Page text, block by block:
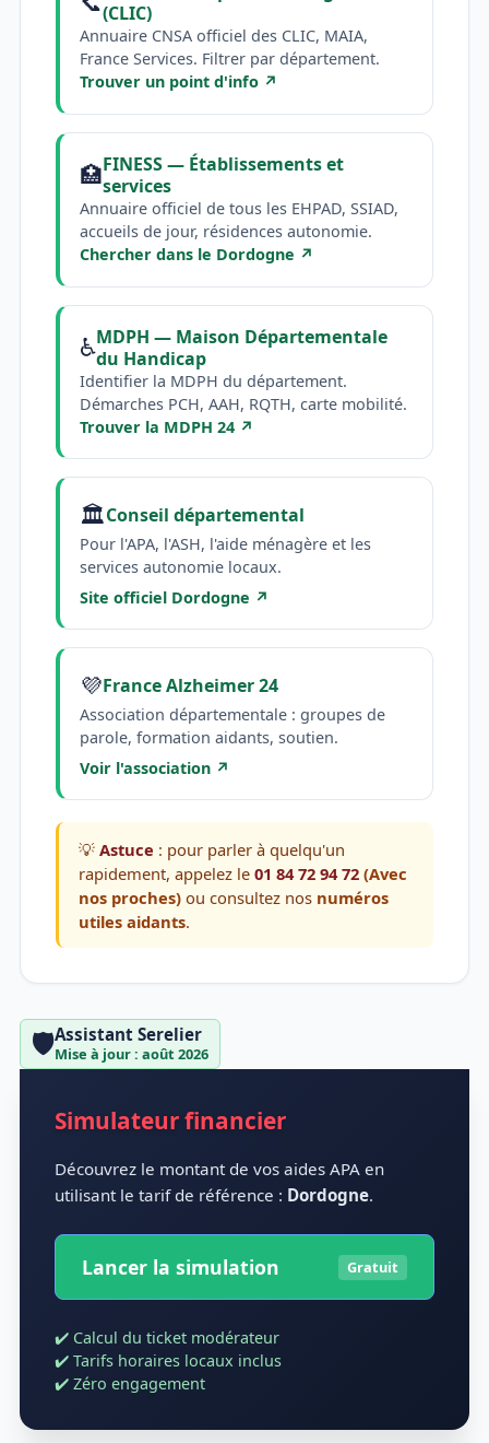
(CLIC)
Annuaire CNSA officiel des CLIC, MAIA,
France Services. Filtrer par département.
Trouver un point d'info ↗
🏥FINESS — Établissements et
services
Annuaire officiel de tous les EHPAD, SSIAD,
accueils de jour, résidences autonomie.
Chercher dans le Dordogne ↗
♿MDPH — Maison Départementale
du Handicap
Identifier la MDPH du département.
Démarches PCH, AAH, RQTH, carte mobilité.
Trouver la MDPH 24 ↗
🏛️Conseil départemental
Pour l'APA, l'ASH, l'aide ménagère et les
services autonomie locaux.
Site officiel Dordogne ↗
💜France Alzheimer 24
Association départementale : groupes de
parole, formation aidants, soutien.
Voir l'association ↗
💡Astuce : pour parler à quelqu'un
rapidement, appelez le01 84 72 94 72 (Avec
nos proches) ou consultez nos numéros
utiles aidants.
🛡️Assistant Serelier
Mise à jour : août 2026
Simulateur financier
Découvrez le montant de vos aides APA en
utilisant le tarif de référence : Dordogne.
Lancer la simulation Gratuit
✔️ Calcul du ticket modérateur
✔️ Tarifs horaires locaux inclus
✔️ Zéro engagement